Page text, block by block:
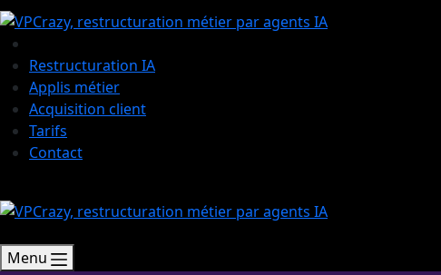
Restructuration IA
Applis métier
Acquisition client
Tarifs
Contact
d’achat
Menu